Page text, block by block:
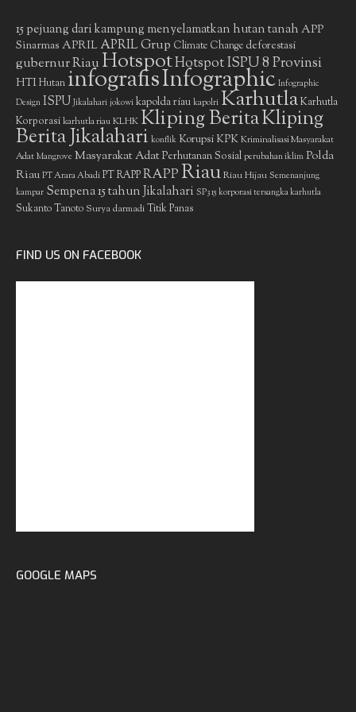
15 pejuang dari kampung menyelamatkan hutan tanah APP
Sinarmas APRIL APRIL Grup Climate Change deforestasi
gubernur RiauHotspotHotspot ISPU 8 Provinsi
HTIHutan infografisInfographic Infographic
Design ISPU Jikalahari jokowi kapolda riau kapolri KarhutlaKarhutla
Korporasikarhutla riauKLHKKliping BeritaKliping
Berita Jikalahari konflik Korupsi KPKKriminalisasi Masyarakat
Adat Mangrove Masyarakat AdatPerhutanan Sosial perubahan iklim Polda
Riau PT Arara Abadi PT RAPPRAPPRiauRiau Hijau Semenanjung
kampar Sempena 15 tahun Jikalahari SP3 15 korporasi tersangka karhutla
Sukanto Tanoto Surya darmadiTitik Panas
FIND US ON FACEBOOK
GOOGLE MAPS